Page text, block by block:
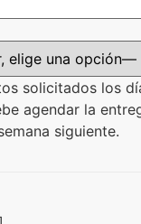
solicitados los
agendar la
siguiente.